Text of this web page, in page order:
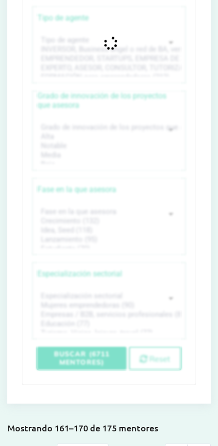
Tipo de agente
Grado de innovación de los proyectos
que asesora
Fase en la que asesora
Especialización sectorial
BUSCAR (6711
MENTORES)
Reset
Mostrando 161–170 de 175 mentores